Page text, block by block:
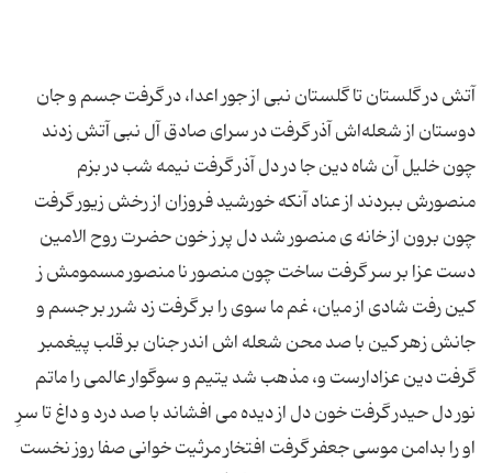
آتش در گلستان تا گلستان نبی از جور اعدا، در گرفت جسم و جان
دوستان از شعله‌اش آذر گرفت در سرای صادق آل نبی آتش زدند
چون خلیل آن شاه دین جا در دل آذر گرفت نیمه شب در بزم
منصورش ببردند از عناد آنكه خورشید فروزان از رخش زیور گرفت
چون برون از خانه ی منصور شد دل پر ز خون حضرت روح الامین
دست عزا بر سر گرفت ساخت چون منصور نا منصور مسمومش ز
كین رفت شادی از میان، غم ما سوی را بر گرفت زد شرر بر جسم و
جانش زهر كین با صد محن شعله اش اندر جنان بر قلب پیغمبر
گرفت دین عزادارست و، مذهب شد یتیم و سوگوار عالمی را ماتم
نور دل حیدر گرفت خون دل از دیده می افشاند با صد درد و داغ تا سرِ
او را بدامن موسی جعفر گرفت افتخار مرثیت خوانی صفا روز نخست